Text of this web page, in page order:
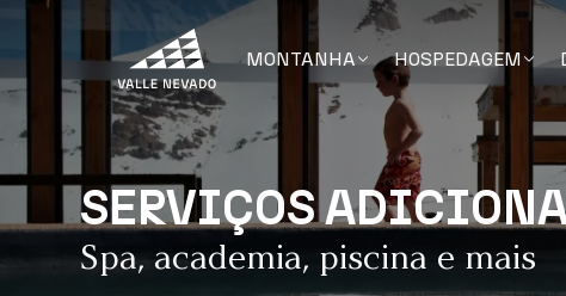
MONTANHA HOSPEDAGEM
SERVIÇOS
Spa, academia, piscina e mais